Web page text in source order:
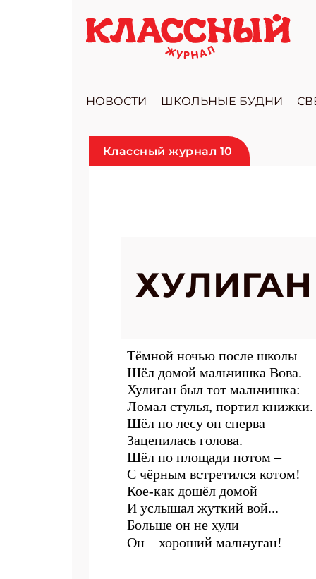
НОВОСТИ ШКОЛЬНЫЕ БУДНИ
Классный журнал 10
ХУЛИГАН
Тёмной ночью после школы
Шёл домой мальчишка Вова.
Хулиган был тот мальчишка:
Ломал стулья, портил книжки.
Шёл по лесу он сперва –
Зацепилась голова.
Шёл по площади потом –
С чёрным встретился котом!
Кое-как дошёл домой
И услышал жуткий вой...
Больше он не хули
Он – хороший мальчуган!